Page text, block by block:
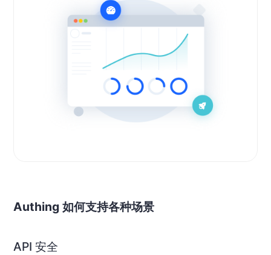
Authing 如何支持各种场景
API 安全